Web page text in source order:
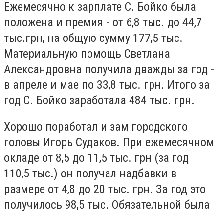
Ежемесячно к зарплате С. Бойко была
положена и премия - от 6,8 тыс. до 44,7
тыс.грн, на общую сумму 177,5 тыс.
Материальную помощь Светлана
Александровна получила дважды за год -
в апреле и мае по 33,8 тыс. грн. Итого за
год С. Бойко заработала 484 тыс. грн.
Хорошо поработал и зам городского
головы Игорь Судаков. При ежемесячном
окладе от 8,5 до 11,5 тыс. грн (за год
110,5 тыс.) он получал надбавки в
размере от 4,8 до 20 тыс. грн. За год это
получилось 98,5 тыс. Обязательной была